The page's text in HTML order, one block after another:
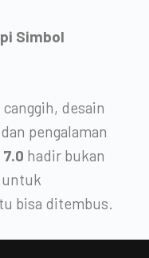
Simbol
desain
pengalaman
hadir bukan
bisa ditembus.